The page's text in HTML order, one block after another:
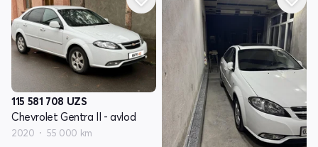
115 581 708 UZS
Chevrolet Gentra II - avlod
2020 55 000 km